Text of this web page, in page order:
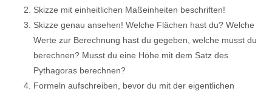
Skizze mit einheitlichen Maßeinheiten beschriften!
Skizze genau ansehen! Welche Flächen hast du? Welche
Werte zur Berechnung hast du gegeben, welche musst du
berechnen? Musst du eine Höhe mit dem Satz des
Pythagoras berechnen?
Formeln aufschreiben, bevor du mit der eigentlichen